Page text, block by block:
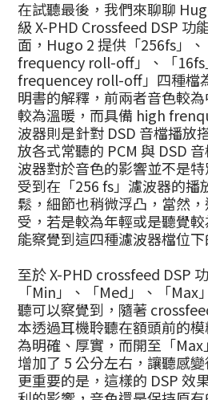
在試聽最後，我們來聊聊
級 X-PHD Crossfeed DSP 功
面，Hugo 2 提供「256fs」
frequency roll-off」、「16fs
frequencey roll-off」四種檔
明書的解釋，前兩者音色較
較為溫暖，而具備 high
波器則是針對 DSD 音檔播放
放各式常聽的 PCM 與 DSD
波器對於音色的影響並不是
受到在「256 fs」濾波器的播
鬆，細節也稍微浮凸，當然
受，若是較為年輕或是聽覺
能察覺到這四種濾波器檔位下
至於 X-PHD crossfeed DSP
「Min」、「Med」、「Max
聽可以察覺到，隨著
本透過耳機聆聽在額頭前的
為明確、厚實，而開至「
增加了 5 公分左右，讓聽感
更重要的是，這樣的 DSP 效